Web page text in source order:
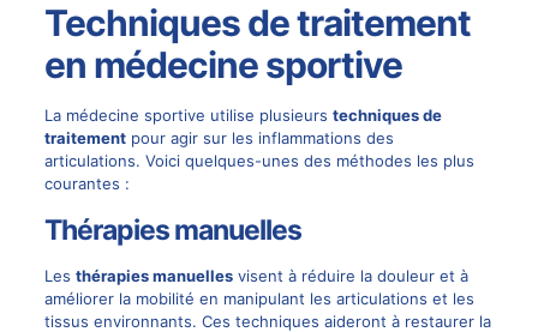
Techniques de traitement
en médecine sportive
La médecine sportive utilise plusieurs techniques de
traitementpour agir sur les inflammations des
articulations. Voici quelques-unes des méthodes les plus
courantes :
Thérapies manuelles
Les thérapies manuellesvisent à réduire la douleur et à
améliorer la mobilité en manipulant les articulations et les
tissus environnants. Ces techniques aideront à restaurer la